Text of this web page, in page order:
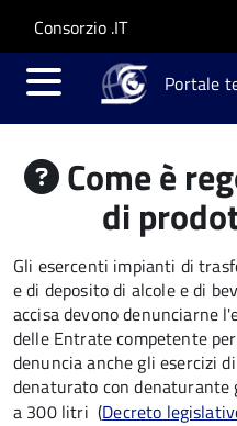
Salta al contenuto
Skip to site
Consorzio .IT
Portale
Come è
di
Gli esercenti impianti di
e di deposito di alcole e di
accisa devono denunciarne
delle Entrate competente
denuncia anche gli esercizi
denaturato con
a 300 litri (Decreto